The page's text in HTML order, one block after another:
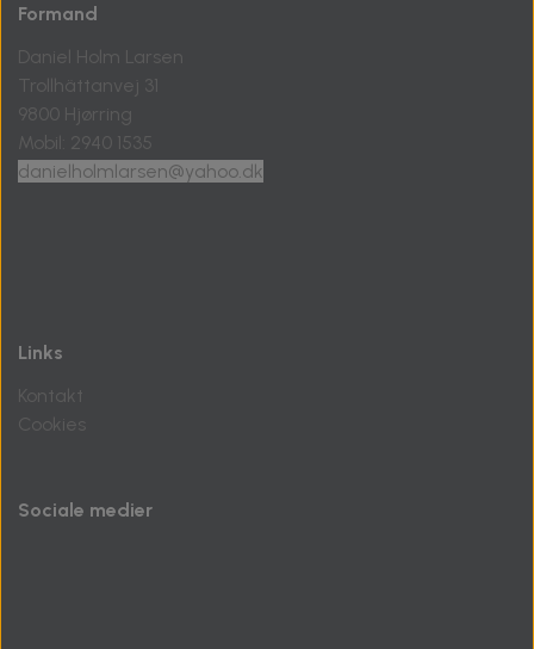
Formand
Daniel Holm Larsen
Trollhättanvej 31
9800 Hjørring
Mobil: 2940 1535
danielholmlarsen@yahoo.dk
Links
Kontakt
Cookies
Sociale medier